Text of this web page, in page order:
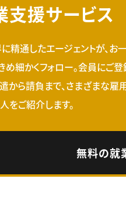
支援サービス
精通したエージェントが、お
め細かくフォロー。会員にご
から請負まで、さまざまな雇
をご紹介します。
無料の就